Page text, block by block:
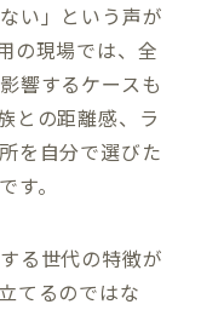
い」という声が
の現場では、全
響するケースも
との距離感、ラ
を自分で選びた
す。
る世代の特徴が
てるのではな